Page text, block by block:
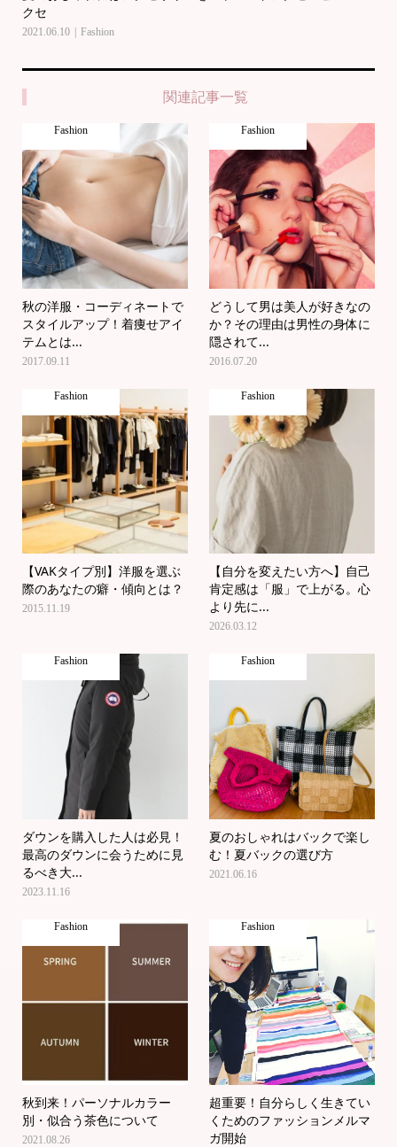
クセ
2021.06.10 Fashion
関連記事一覧
Fashion
秋の洋服・コーディネートで
スタイルアップ！着痩せアイ
テムとは...
2017.09.11
Fashion
どうして男は美人が好きなの
か？その理由は男性の身体に
隠されて...
2016.07.20
Fashion
【VAKタイプ別】洋服を選ぶ
際のあなたの癖・傾向とは？
2015.11.19
Fashion
【自分を変えたい方へ】自己
肯定感は「服」で上がる。心
より先に...
2026.03.12
Fashion
ダウンを購入した人は必見！
最高のダウンに会うために見
るべき大...
2023.11.16
Fashion
夏のおしゃれはバックで楽し
む！夏バックの選び方
2021.06.16
Fashion
秋到来！パーソナルカラー
別・似合う茶色について
2021.08.26
Fashion
超重要！自分らしく生きてい
くためのファッションメルマ
ガ開始